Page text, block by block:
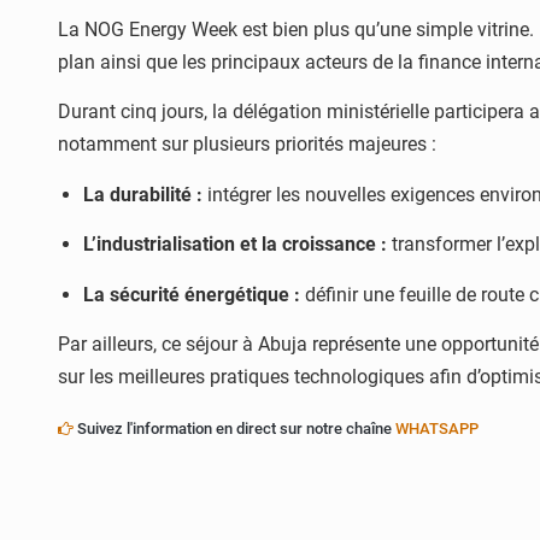
La NOG Energy Week est bien plus qu’une simple vitrine.
plan ainsi que les principaux acteurs de la finance
Durant cinq jours, la délégation ministérielle participera
notamment sur plusieurs priorités majeures :
La durabilité : intégrer les nouvelles exigences
L’industrialisation et la croissance : transformer
La sécurité énergétique : définir une feuille de route
Par ailleurs, ce séjour à Abuja représente une
sur les meilleures pratiques technologiques afin
Suivez l'information en direct sur notre chaîne WHATSAPP